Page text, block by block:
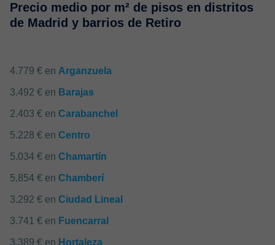
Precio medio por m² de pisos en distritos
de Madrid y barrios de Retiro
4.779 € en Arganzuela
3.492 € en Barajas
2.403 € en Carabanchel
5.228 € en Centro
5.034 € en Chamartín
5.854 € en Chamberí
3.292 € en Ciudad Lineal
3.741 € en Fuencarral
3.389 € en Hortaleza